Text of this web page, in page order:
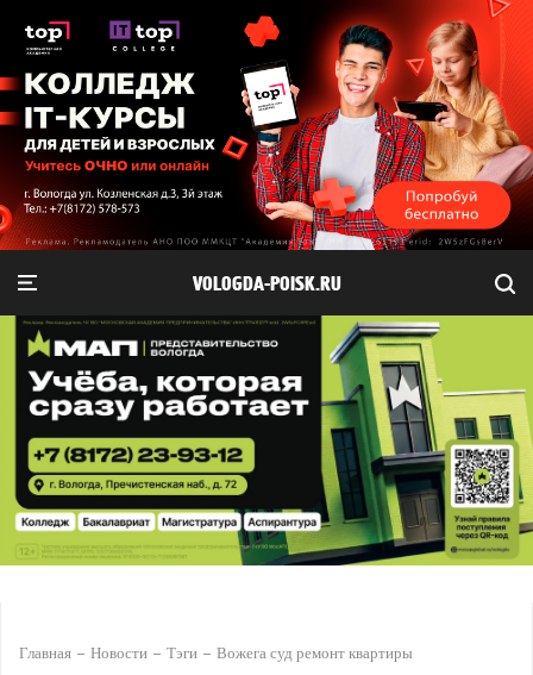
VOLOGDA-POISK.RU
Главная Новости Тэги Вожега суд ремонт квартиры